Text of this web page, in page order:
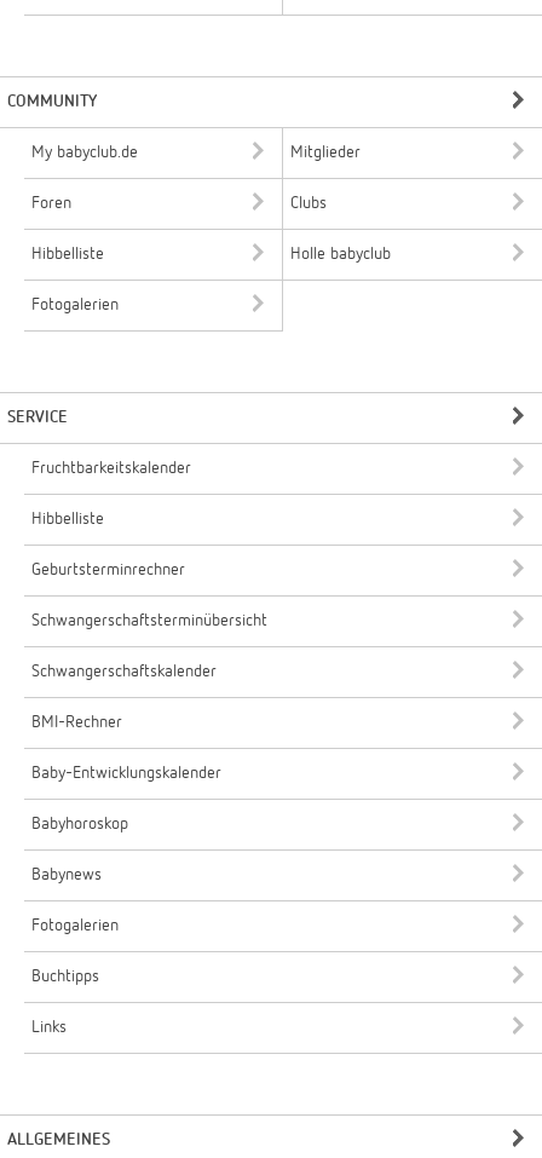
COMMUNITY
My babyclub.de Mitglieder
Foren Clubs
Hibbelliste Holle babyclub
Fotogalerien
SERVICE
Fruchtbarkeitskalender
Hibbelliste
Geburtsterminrechner
Schwangerschaftsterminübersicht
Schwangerschaftskalender
BMI-Rechner
Baby-Entwicklungskalender
Babyhoroskop
Babynews
Fotogalerien
Buchtipps
Links
ALLGEMEINES